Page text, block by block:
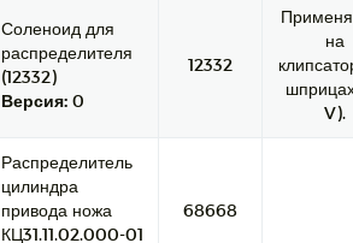
Соленоид для
распределителя
(12332)
Версия: 0
12332
на
V).
Распределитель
цилиндра
привода ножа
КЦ31.11.02.000-01
68668